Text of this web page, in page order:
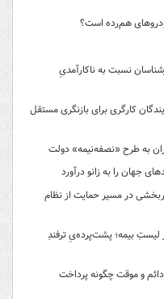
هم‌رده است؟
نسبت به ناکارآمدیِ
کارگری برای بازنگری مستقل
به طرح «نصفه‌نیمه» دولت
جهان را به زانو درآورد
در مسیر حمایت از نظام
بیمه؛ پشت‌پرده‌یِ ترفندِ
دائم و موقت چگونه پرداخت